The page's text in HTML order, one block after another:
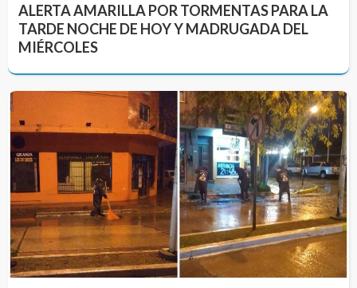
ALERTA AMARILLA POR TORMENTAS PARA LA
TARDE NOCHE DE HOY Y MADRUGADA DEL
MIÉRCOLES